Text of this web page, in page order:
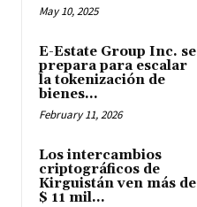
May 10, 2025
E-Estate Group Inc. se
prepara para escalar
la tokenización de
bienes...
February 11, 2026
Los intercambios
criptográficos de
Kirguistán ven más de
$ 11 mil...